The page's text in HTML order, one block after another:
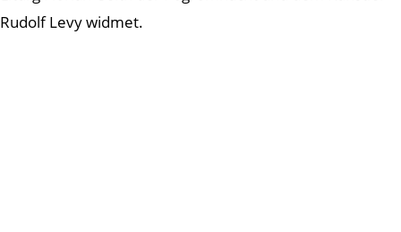
Rudolf Levy widmet.